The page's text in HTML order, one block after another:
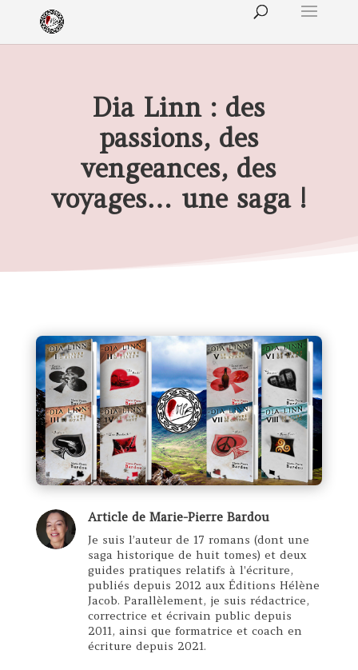
Dia Linn : des
passions, des
vengeances, des
voyages… une saga !
Article de Marie-Pierre Bardou
Je suis l’auteur de 17 romans (dont une
saga historique de huit tomes) et deux
guides pratiques relatifs à l'écriture,
publiés depuis 2012 aux Éditions Hélène
Jacob. Parallèlement, je suis rédactrice,
correctrice et écrivain public depuis
2011, ainsi que formatrice et coach en
écriture depuis 2021.